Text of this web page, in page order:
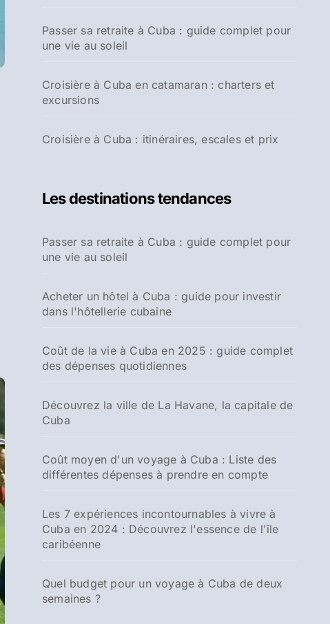
Passer sa retraite à Cuba : guide complet pour
une vie au soleil
Croisière à Cuba en catamaran : charters et
excursions
Croisière à Cuba : itinéraires, escales et prix
Les destinations tendances
Passer sa retraite à Cuba : guide complet pour
une vie au soleil
Acheter un hôtel à Cuba : guide pour investir
dans l'hôtellerie cubaine
Coût de la vie à Cuba en 2025 : guide complet
des dépenses quotidiennes
Découvrez la ville de La Havane, la capitale de
Cuba
Coût moyen d'un voyage à Cuba : Liste des
différentes dépenses à prendre en compte
Les 7 expériences incontournables à vivre à
Cuba en 2024 : Découvrez l'essence de l'île
caribéenne
Quel budget pour un voyage à Cuba de deux
semaines ?